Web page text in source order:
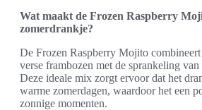
Wat maakt de Frozen Raspberry
zomerdrankje?
De Frozen Raspberry Mojito combineert
verse frambozen met de sprankeling
Deze ideale mix zorgt ervoor dat het
warme zomerdagen, waardoor het een
zonnige momenten.